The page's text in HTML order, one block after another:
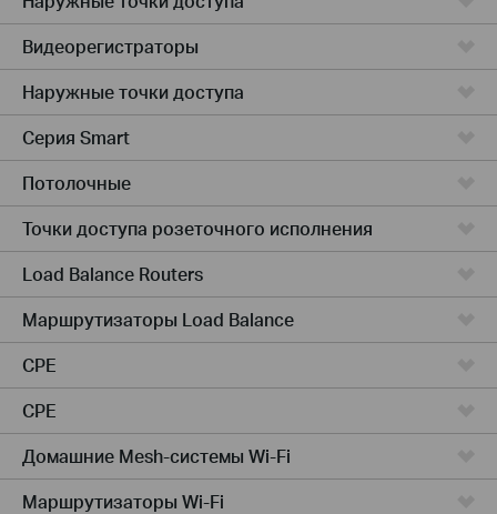
Видеорегистраторы
Наружные точки доступа
Серия Smart
Потолочные
Точки доступа розеточного исполнения
Load Balance Routers
Маршрутизаторы Load Balance
CPE
CPE
Домашние Mesh-системы Wi-Fi
Маршрутизаторы Wi-Fi